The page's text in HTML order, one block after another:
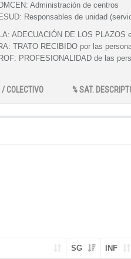
Administración de centros
Responsables de unidad
ADECUACIÓN DE LOS PLAZOS
TRATO RECIBIDO por las
PROFESIONALIDAD de las
COLECTIVO % SAT.
SG INF